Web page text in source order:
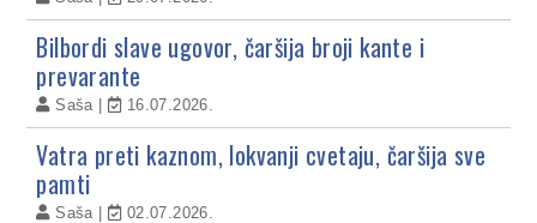
Bilbordi slave ugovor, čaršija broji kante i
prevarante
Saša 16.07.2026.
Vatra preti kaznom, lokvanji cvetaju, čaršija sve
pamti
Saša 02.07.2026.